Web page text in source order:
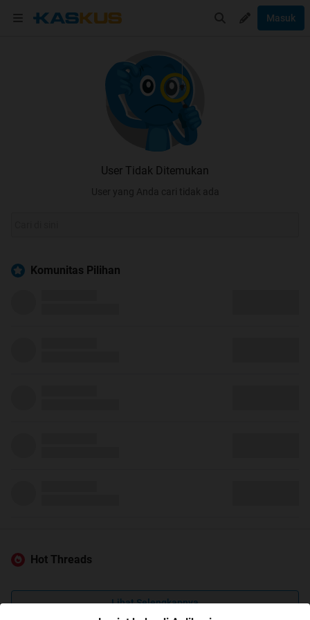
Masuk
User Tidak Ditemukan
User yang Anda cari tidak ada
Komunitas Pilihan
Hot Threads
Lihat Selengkapnya